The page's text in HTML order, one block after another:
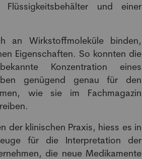
Flüssigkeitsbehälter und einer
an Wirkstoffmoleküle binden,
Eigenschaften. So konnten die
Konzentration eines
genügend genau für den
wie sie im Fachmagazin
der klinischen Praxis, hiess es in
für die Interpretation der
die neue Medikamente
Newsletter an und
neusten Stellenangebote
und Medizin.